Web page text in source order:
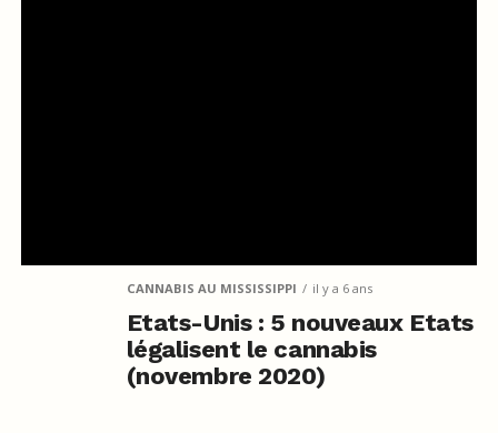
CANNABIS AU MISSISSIPPI il y a 6 ans
Etats-Unis : 5 nouveaux Etats
légalisent le cannabis
(novembre 2020)